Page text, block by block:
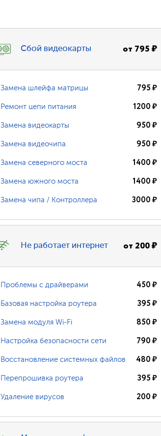
Сбой видеокарты от 795₽
Замена шлейфа матрицы 795₽
Ремонт цепи питания 1200₽
Замена видеокарты 950₽
Замена видеочипа 950₽
Замена северного моста 1400₽
Замена южного моста 1400₽
Замена чипа / Контроллера 3000₽
Не работает интернет от 200₽
Проблемы с драйверами 450₽
Базовая настройка роутера 395₽
Замена модуля Wi-Fi 850₽
Настройка безопасности сети 790₽
Восстановление системных файлов 480₽
Перепрошивка роутера 395₽
Удаление вирусов 200₽